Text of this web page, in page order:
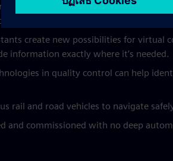
modularized units with integrated
a “plug-and-operate” system and
create new possibilities for virtual
information exactly where it’s needed.
in quality control can help
rail and road vehicles to navigate
and commissioned with no deep